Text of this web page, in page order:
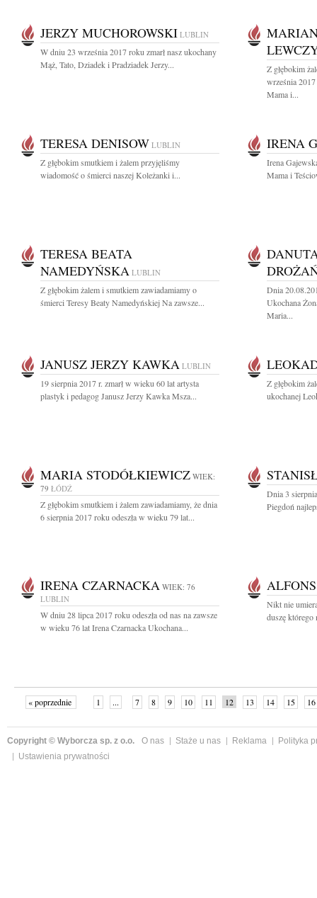
JERZY MUCHOROWSKI LUBLIN
W dniu 23 września 2017 roku zmarł nasz ukochany
Mąż, Tato, Dziadek i Pradziadek Jerzy...
Z głębokim
września 2017
Mama i...
TERESA DENISOW LUBLIN
Z głębokim smutkiem i żalem przyjęliśmy
wiadomość o śmierci naszej Koleżanki i...
IRENA
Irena
Mama i
TERESA BEATA
NAMEDYŃSKA LUBLIN
Z głębokim żalem i smutkiem zawiadamiamy o
śmierci Teresy Beaty Namedyńskiej Na zawsze...
Dnia
Ukochana
Maria...
JANUSZ JERZY KAWKA LUBLIN
19 sierpnia 2017 r. zmarł w wieku 60 lat artysta
plastyk i pedagog Janusz Jerzy Kawka Msza...
Z głębokim
ukochanej
MARIA STODÓŁKIEWICZ WIEK:
79 ŁÓDŹ
Z głębokim smutkiem i żalem zawiadamiamy, że dnia
6 sierpnia 2017 roku odeszła w wieku 79 lat...
Dnia 3
Piegdoń
IRENA CZARNACKA WIEK: 76
LUBLIN
W dniu 28 lipca 2017 roku odeszła od nas na zawsze
w wieku 76 lat Irena Czarnacka Ukochana...
Nikt nie
duszę
« poprzednie 1 ... 7 8 9 10 11 12 13 14 15 16
Copyright © Wyborcza sp. z o.o. O nas Staże u nas Reklama
Polityka
Ustawienia prywatności